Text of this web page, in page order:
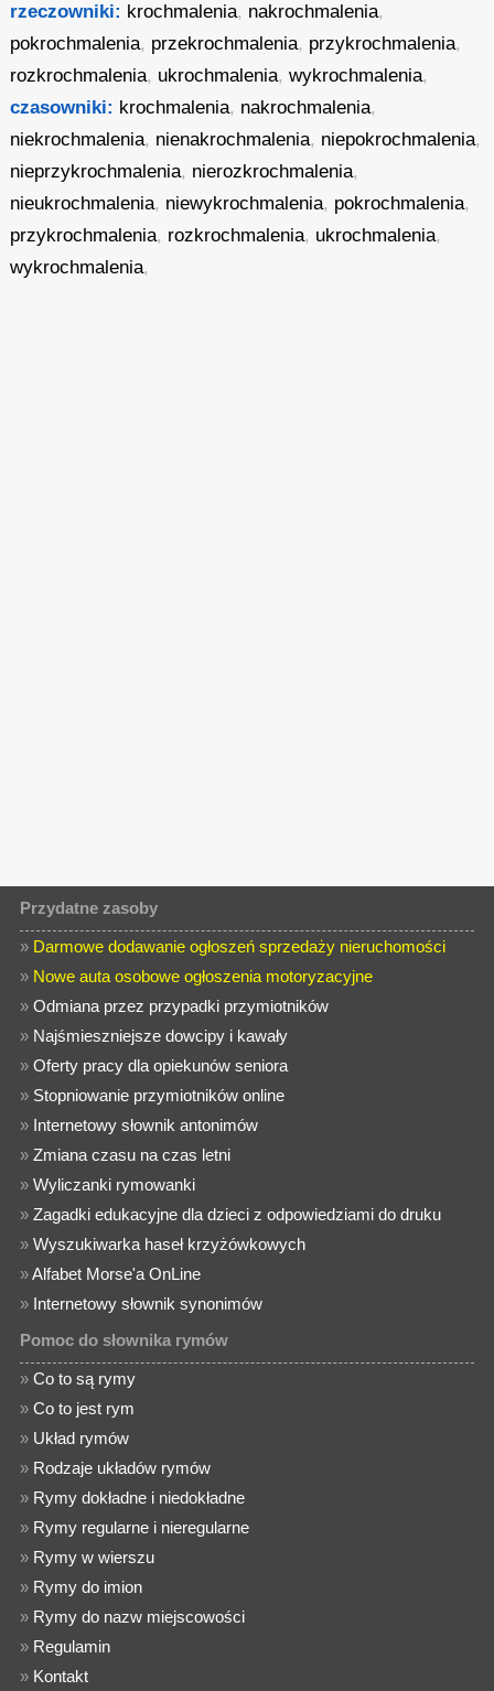
rzeczowniki: krochmalenia, nakrochmalenia,
pokrochmalenia, przekrochmalenia, przykrochmalenia,
rozkrochmalenia, ukrochmalenia,wykrochmalenia,
czasowniki: krochmalenia, nakrochmalenia,
niekrochmalenia, nienakrochmalenia, niepokrochmalenia,
nieprzykrochmalenia, nierozkrochmalenia,
nieukrochmalenia, niewykrochmalenia, pokrochmalenia,
przykrochmalenia, rozkrochmalenia, ukrochmalenia,
wykrochmalenia,
Przydatne zasoby
» Darmowe dodawanie ogłoszeń sprzedaży nieruchomości
» Nowe auta osobowe ogłoszenia motoryzacyjne
»Odmiana przez przypadki przymiotników
» Najśmieszniejsze dowcipy i kawały
»Oferty pracy dla opiekunów seniora
» Stopniowanie przymiotników online
» Internetowy słownik antonimów
»Zmiana czasu na czas letni
»Wyliczanki rymowanki
»Zagadki edukacyjne dla dzieci z odpowiedziami do druku
»Wyszukiwarka haseł krzyżówkowych
»Alfabet Morse'a OnLine
» Internetowy słownik synonimów
Pomoc do słownika rymów
»Co to są rymy
»Co to jest rym
» Układ rymów
» Rodzaje układów rymów
» Rymy dokładne i niedokładne
» Rymy regularne i nieregularne
» Rymy w wierszu
» Rymy do imion
» Rymy do nazw miejscowości
» Regulamin
» Kontakt